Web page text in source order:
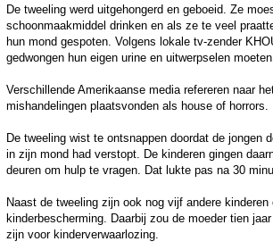
De tweeling werd uitgehongerd en geboeid. Ze
schoonmaakmiddel drinken en als ze te veel
hun mond gespoten. Volgens lokale tv-zender
gedwongen hun eigen urine en uitwerpselen
Verschillende Amerikaanse media refereren naar
mishandelingen plaatsvonden als house of horrors.
De tweeling wist te ontsnappen doordat de jongen
in zijn mond had verstopt. De kinderen gingen
deuren om hulp te vragen. Dat lukte pas na 30
Naast de tweeling zijn ook nog vijf andere kinderen
kinderbescherming. Daarbij zou de moeder tien
zijn voor kinderverwaarlozing.